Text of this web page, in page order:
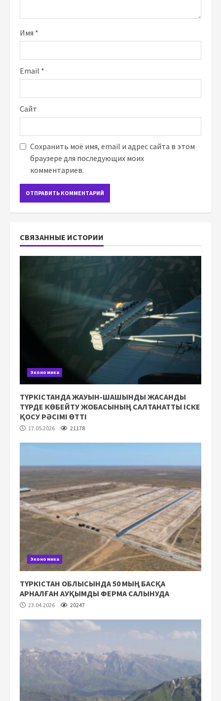
Имя *
Email *
Сайт
Сохранить моё имя, email и адрес сайта в этом
браузере для последующих моих
комментариев.
СВЯЗАННЫЕ ИСТОРИИ
Экономика
ТҮРКІСТАНДА ЖАУЫН-ШАШЫНДЫ ЖАСАНДЫ
ТҮРДЕ КӨБЕЙТУ ЖОБАСЫНЫҢ САЛТАНАТТЫ ІСКЕ
ҚОСУ РӘСІМІ ӨТТІ
17.05.2026 21178
Экономика
ТҮРКІСТАН ОБЛЫСЫНДА 50 МЫҢ БАСҚА
АРНАЛҒАН АУҚЫМДЫ ФЕРМА САЛЫНУДА
23.04.2026 20247